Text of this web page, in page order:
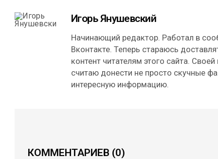
Игорь Янушевский
Начинающий редактор. Работал в
Вконтакте. Теперь стараюсь
контент читателям этого сайта.
считаю донести не просто скучные
интересную информацию.
КОММЕНТАРИЕВ (0)